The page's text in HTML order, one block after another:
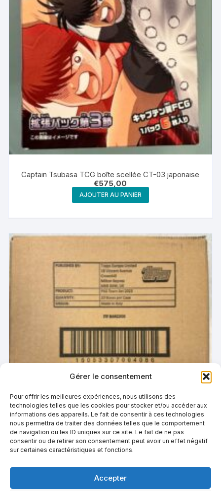
Gérer le consentement
Pour offrir les meilleures expériences, nous utilisons des
technologies telles que les cookies pour stocker et/ou accéder aux
informations des appareils. Le fait de consentir à ces technologies
nous permettra de traiter des données telles que le comportement
de navigation ou les ID uniques sur ce site. Le fait de ne pas
consentir ou de retirer son consentement peut avoir un effet négatif
sur certaines caractéristiques et fonctions.
Accepter
Captain Tsubasa TCG boîte scellée CT-03 japonaise
€575,00
AJOUTER AU PANIER
2022/23 PSG Topps Football Official Team Box Set –
AJOUTER AU PANIER